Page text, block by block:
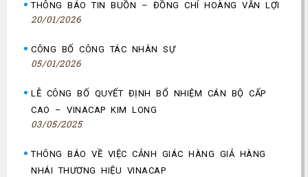
THÔNG BÁO TIN BUỒN – ĐỒNG CHÍ HOÀNG VĂN LỢI
20/01/2026
CÔNG BỐ CÔNG TÁC NHÂN SỰ
05/01/2026
LỄ CÔNG BỐ QUYẾT ĐỊNH BỔ NHIỆM CÁN BỘ CẤP
CAO – VINACAP KIM LONG
03/05/2025
THÔNG BÁO VỀ VIỆC CẢNH GIÁC HÀNG GIẢ HÀNG
NHÁI THƯƠNG HIỆU VINACAP